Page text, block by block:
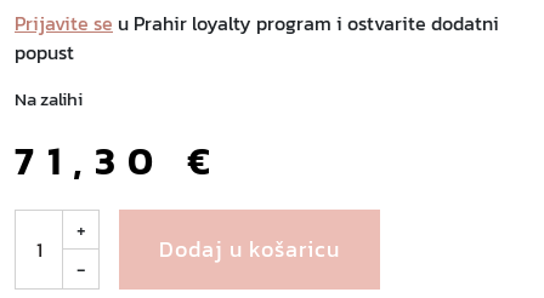
Prijavite se u Prahir loyalty program i ostvarite dodatni
popust
Na zalihi
71,30€
i
+
-
Dodaj u košaricu